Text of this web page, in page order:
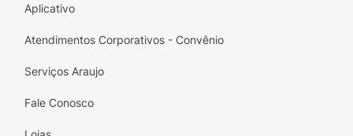
Aplicativo
Atendimentos Corporativos - Convênio
Serviços Araujo
Fale Conosco